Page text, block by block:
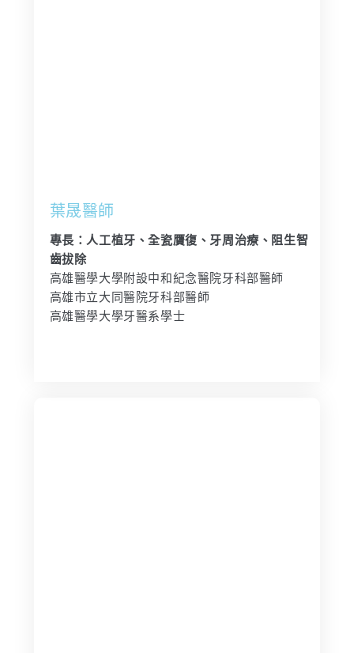
葉晟醫師
專長：人工植牙、全瓷贋復、牙周治療、阻生智
齒拔除
高雄醫學大學附設中和紀念醫院牙科部醫師
高雄市立大同醫院牙科部醫師
高雄醫學大學牙醫系學士